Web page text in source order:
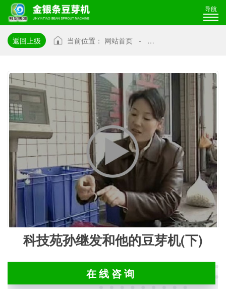
导航
返回上级 当前位置： 网站首页 - 科技苑孙继发和他的豆
科技苑孙继发和他的豆芽机(下)
在线咨询